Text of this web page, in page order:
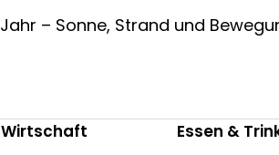
– Sonne, Strand und
Wirtschaft Essen &